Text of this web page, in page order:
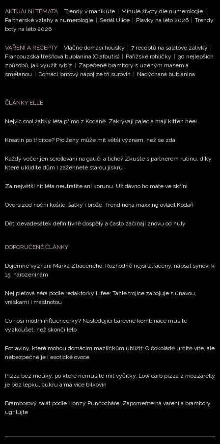
AKTUÁLNÍ TÉMATA Trendy v manikúře Minulé životy dle numerologie
Partnerské vztahy a numerologie
Seriál Ulice Plavky na léto 2026
Trendy
boty na léto 2026
VAŘENÍ A RECEPTY Vláčné domácí housky 7 receptů na salátové zálivky
Francouzská třešňová bublanina (Clafoutis)
Pařížské rohlíčky
30 nejlepších
způsobů, jak využít rybíz
Zapečené brambory s uzeným masem a
smetanou
Domácí iontový nápoj ze tří surovin Nadýchaná bublanina
ČLÁNKY ELLE
Nejvíc cool žabky léta přímo z Kodaně. Zakrývají palec a mají kitten heel
Kreatin po třicítce? Pro ženy může mít větší význam, než se zdá
Každý večer jen scrollování na gauči a ticho? Zkuste s partnerem rutinu, díky
které uklidíte dům i zažehnete starou jiskru
Za největší hit léta neutratíte ani korunu. Už dávno ho máte ve skříni
Oversized noční košile, šátky i brože. Trend nona maxxing ovládl Kodaň
Děti devadesátek definitivně dospěly a často začínají znovu od nuly
DOPORUČENÉ ČLÁNKY
Dojemné vyznání Marka Ztraceného: Rozhodně nejsi ztracený, napsal synovi k
15. narozeninám
Nej pleťová séra podle redaktorky Lifee: Tahle trojice zabojuje s únavou,
vráskami i mastnotou
Co nosí módní influencerky? Následující barevné kombinace musíte
vyzkoušet, než skončí léto
Potraviny, které mohou domácím mazlíčkům ublížit: O čokoládě určitě víte, ale
nebezpečné je i exotické ovoce
Pizza bez mouky, po které nemusíte mít výčitky. Low carb pizza z mozzarelly
je bez lepku, cukru a má více bílkovin
Bramborový salát podle Honzy Punčocháře: Zapomeňte na vaření a brambory
ugrilujte